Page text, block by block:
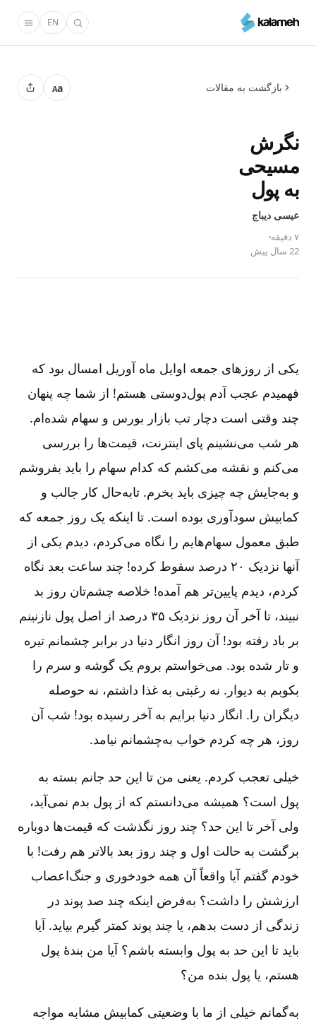
محتوای
EN
بازگشت به مقالات Aa
نگرش
مسیحی
به پول
عیسی دیباج
۷ دقیقه
22 سال پیش
یکی از روزهای جمعه اوایل ماه آوریل امسال بود که
فهمیدم عجب آدم پول‌دوستی هستم! از شما چه پنهان
چند وقتی است دچار تب بازار بورس و سهام شده‌ام.
هر شب می‌نشینم پای اینترنت، قیمت‌ها را بررسی
می‌کنم و نقشه می‌کشم که کدام سهام را باید بفروشم
و به‌جایش چه چیزی باید بخرم. تابه‌حال کار جالب و
کمابیش سودآوری بوده است. تا اینکه یک روز جمعه که
طبق معمول سهام‌هایم را نگاه می‌کردم، دیدم یکی از
آنها نزدیک ۲۰ درصد سقوط کرده! چند ساعت بعد نگاه
کردم، دیدم پایین‌تر هم آمده! خلاصه چشم‌تان روز بد
نبیند، تا آخر آن روز نزدیک ۳۵ درصد از اصل پول نازنینم
بر باد رفته بود! آن روز انگار دنیا در برابر چشمانم تیره
و تار شده بود. می‌خواستم بروم یک گوشه و سرم را
بکوبم به دیوار. نه رغبتی به غذا داشتم، نه حوصله
دیگران را. انگار دنیا برایم به آخر رسیده بود! شب آن
روز، هر چه کردم خواب به‌چشمانم نیامد.
خیلی تعجب کردم. یعنی من تا این حد جانم بسته به
پول است؟ همیشه می‌دانستم که از پول بدم نمی‌آید،
ولی آخر تا این حد؟ چند روز نگذشت که قیمت‌ها دوباره
برگشت به حالت اول و چند روز بعد بالاتر هم رفت! با
خودم گفتم آیا واقعاً آن همه خودخوری و جنگ‌اعصاب
ارزشش را داشت؟ به‌فرض اینکه چند صد پوند در
زندگی از دست بدهم، یا چند پوند کمتر گیرم بیاید. آیا
باید تا این حد به پول وابسته باشم؟ آیا من بندۀ پول
هستم، یا پول بنده من؟
به‌گمانم خیلی از ما با وضعیتی کمابیش مشابه مواجه